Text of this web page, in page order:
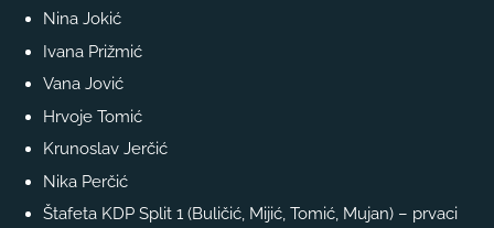
Nina Jokić
Ivana Prižmić
Vana Jović
Hrvoje Tomić
Krunoslav Jerčić
Nika Perčić
Štafeta KDP Split 1 (Buličić, Mijić, Tomić, Mujan) – prvaci